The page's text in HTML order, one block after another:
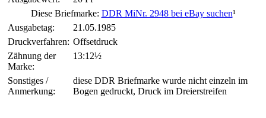
Diese Briefmarke: DDR MiNr. 2948 bei eBay suchen¹
Ausgabetag:
21.05.1985
Druckverfahren: Offsetdruck
Zähnung der
Marke:
13:12½
Sonstiges /
Anmerkung:
diese DDR Briefmarke wurde nicht einzeln im
Bogen gedruckt, Druck im Dreierstreifen